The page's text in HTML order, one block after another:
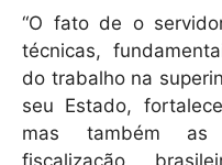
“O fato de o
técnicas,
do trabalho na
seu Estado,
mas também as
fiscalização